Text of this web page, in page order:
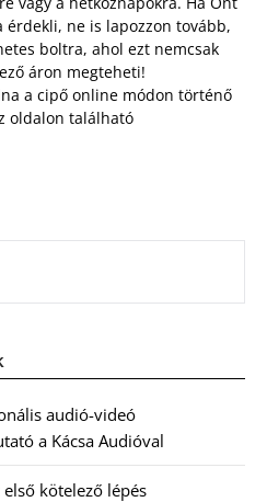
érdekli, ne is lapozzon tovább,
boltra, ahol ezt nemcsak
áron megteheti!
a cipő online módon történő
oldalon található
audió-videó
a Kácsa Audióval
kötelező lépés